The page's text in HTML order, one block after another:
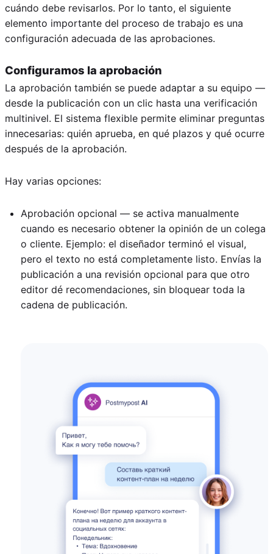
cuándo debe revisarlos. Por lo tanto, el siguiente
elemento importante del proceso de trabajo es una
configuración adecuada de las aprobaciones.
Configuramos la aprobación
La aprobación también se puede adaptar a su equipo —
desde la publicación con un clic hasta una verificación
multinivel. El sistema flexible permite eliminar preguntas
innecesarias: quién aprueba, en qué plazos y qué ocurre
después de la aprobación.
Hay varias opciones:
Aprobación opcional — se activa manualmente
cuando es necesario obtener la opinión de un colega
o cliente. Ejemplo: el diseñador terminó el visual,
pero el texto no está completamente listo. Envías la
publicación a una revisión opcional para que otro
editor dé recomendaciones, sin bloquear toda la
cadena de publicación.